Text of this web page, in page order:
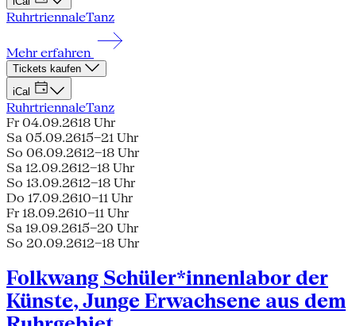
RuhrtriennaleTanz
Mehr erfahren
Tickets kaufen
iCal
RuhrtriennaleTanz
Fr 04.09.2618 Uhr
Sa 05.09.2615–21 Uhr
So 06.09.2612–18 Uhr
Sa 12.09.2612–18 Uhr
So 13.09.2612–18 Uhr
Do 17.09.2610–11 Uhr
Fr 18.09.2610–11 Uhr
Sa 19.09.2615–20 Uhr
So 20.09.2612–18 Uhr
Folkwang Schüler*innenlabor der
Künste, Junge Erwachsene aus dem